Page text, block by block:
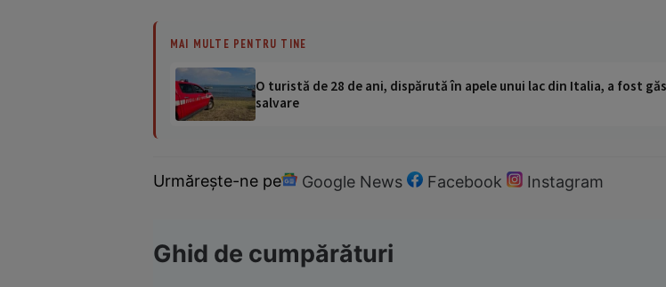
MAI MULTE PENTRU TINE
O turistă de 28 de ani, dispărută în apele unui lac din Italia, a fost
salvare
Urmărește-ne pe Google News Facebook Instagram
Ghid de cumpărături